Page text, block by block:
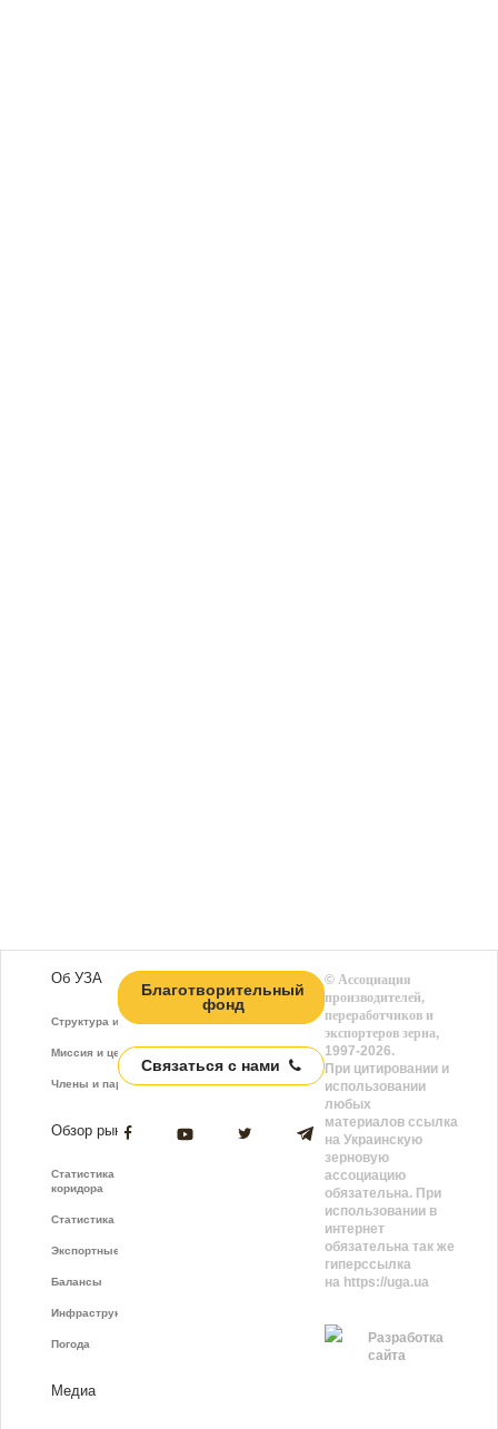
Об УЗА
Структура и функции
Миссия и цели
Члены и партнёры
Обзор рынка
Статистика зернового
коридора
Статистика фрахта
Экспортные показатели
Балансы
Инфраструктура
Погода
Медиа
Благотворительный
фонд
Связаться с нами
©Ассоциация
производителей,
переработчиков и
экспортеров зерна,
1997-2026.
При цитировании и
использовании
любых
материалов ссылка
на Украинскую
зерновую
ассоциацию
обязательна. При
использовании в
интернет
обязательна так же
гиперссылка
на https://uga.ua
Разработка
сайта